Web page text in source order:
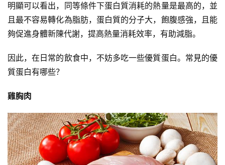
明顯可以看出，同等條件下蛋白質消耗的熱量是最高的，並
且最不容易轉化為脂肪，蛋白質的分子大，飽腹感強，且能
夠促進身體新陳代謝，提高熱量消耗效率，有助減脂。
因此，在日常的飲食中，不妨多吃一些優質蛋白。常見的優
質蛋白有哪些？
雞胸肉